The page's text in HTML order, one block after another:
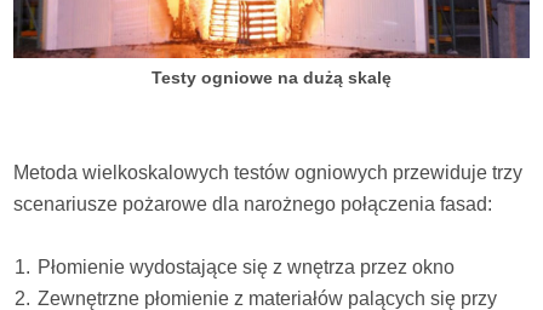
Testy ogniowe na dużą skalę
Metoda wielkoskalowych testów ogniowych przewiduje trzy
scenariusze pożarowe dla narożnego połączenia fasad:
Płomienie wydostające się z wnętrza przez okno
Zewnętrzne płomienie z materiałów palących się przy